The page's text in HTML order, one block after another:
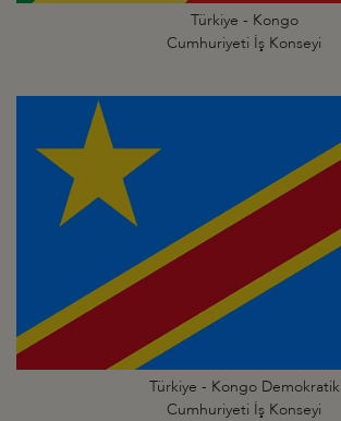
Türkiye - Kongo
Cumhuriyeti İş Konseyi
Türkiye - Kongo Demokratik
Cumhuriyeti İş Konseyi